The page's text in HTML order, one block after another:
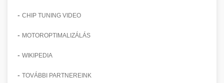
- CHIP TUNING VIDEO
- MOTOROPTIMALIZÁLÁS
- WIKIPEDIA
- TOVÁBBI PARTNEREINK